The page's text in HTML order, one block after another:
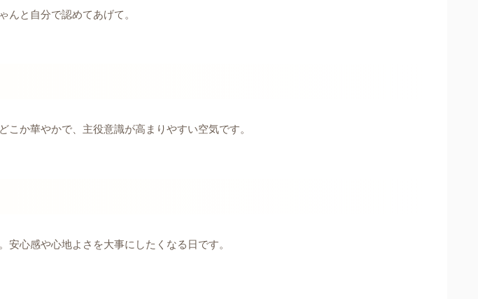
と自分で認めてあげて。
か華やかで、主役意識が高まりやすい空気です。
心感や心地よさを大事にしたくなる日です。